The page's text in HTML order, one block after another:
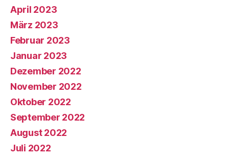
April 2023
März 2023
Februar 2023
Januar 2023
Dezember 2022
November 2022
Oktober 2022
September 2022
August 2022
Juli 2022